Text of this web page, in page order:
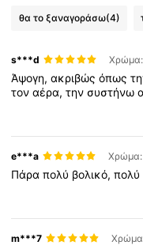
θα το ξαναγοράσω(4)
s***d
Άψογη,ακριβώςόπως
τοναέρα,τηνσυστήνω
e***a
Πάραπολύ βολικό,πολύ
m***7